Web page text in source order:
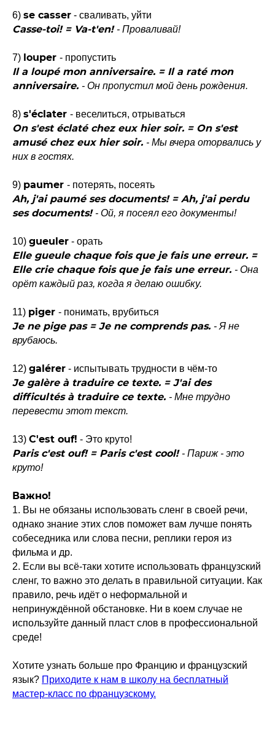
6) se casser - сваливать, уйти
Casse-toi! = Va-t'en! - Проваливай!
7) louper - пропустить
Il a loupé mon anniversaire. = Il a raté mon
anniversaire. - Он пропустил мой день рождения.
8) s'éclater - веселиться, отрываться
On s'est éclaté chez eux hier soir. = On s'est
amusé chez eux hier soir. - Мы вчера оторвались у
них в гостях.
9) paumer - потерять, посеять
Ah, j'ai paumé ses documents! = Ah, j'ai perdu
ses documents! - Ой, я посеял его документы!
10) gueuler - орать
Elle gueule chaque fois que je fais une erreur. =
Elle crie chaque fois que je fais une erreur. - Она
орёт каждый раз, когда я делаю ошибку.
11) piger - понимать, врубиться
Je ne pige pas = Je ne comprends pas. - Я не
врубаюсь.
12) galérer - испытывать трудности в чём-то
Je galère à traduire ce texte. = J'ai des
difficultés à traduire ce texte. - Мне трудно
перевести этот текст.
13) C'est ouf! - Это круто!
Paris c'est ouf! = Paris c'est cool! - Париж - это
круто!
Важно!
1. Вы не обязаны использовать сленг в своей речи,
однако знание этих слов поможет вам лучше понять
собеседника или слова песни, реплики героя из
фильма и др.
2. Если вы всё-таки хотите использовать французский
сленг, то важно это делать в правильной ситуации. Как
правило, речь идёт о неформальной и
непринуждённой обстановке. Ни в коем случае не
используйте данный пласт слов в профессиональной
среде!
Хотите узнать больше про Францию и французский
язык? Приходите к нам в школу на бесплатный
мастер-класс по французскому.